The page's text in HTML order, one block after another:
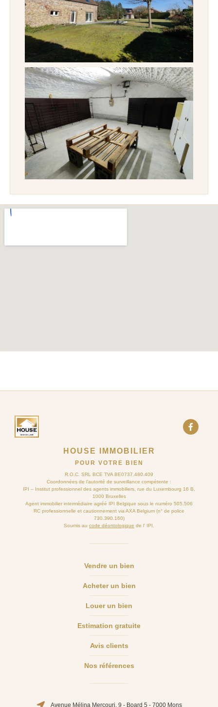
HOUSE IMMOBILIER
POUR VOTRE BIEN
R.O.C. SRL BCE TVA BE0737.480.409
Coordonnées de l’autorité de surveillance compétente :
IPI – Institut professionnel des agents immobiliers, rue du Luxembourg 16 B,
1000 Bruxelles
Agent immobilier intermédiaire agréé IPI Belgique sous le numéro 505.506
RC professionnelle et cautionnement via AXA Belgium (n° de police
730.390.160)
Soumis au code déontologique de l’ IPI.
Vendre un bien
Acheter un bien
Louer un bien
Estimation gratuite
Avis clients
Nos références
Avenue Mélina Mercouri, 9 - Board 5 - 7000 Mons